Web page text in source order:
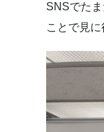
SNSでた
ことで見に